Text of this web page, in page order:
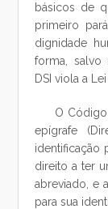
básicos de
primeiro
dignidade
forma, salvo
DSI viola a Lei
O Código
epígrafe
identificação
direito a ter
abreviado, e
para sua